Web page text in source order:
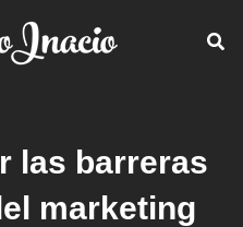
las barreras
marketing